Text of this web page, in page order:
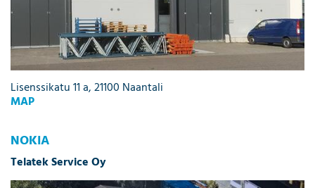
Lisenssikatu 11 a, 21100 Naantali
MAP
NOKIA
Telatek Service Oy